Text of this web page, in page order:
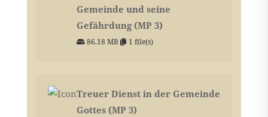
Gemeinde und seine
Gefährdung (MP 3)
86.18 MB 1 file(s)
Treuer Dienst in der Gemeinde
Gottes (MP 3)